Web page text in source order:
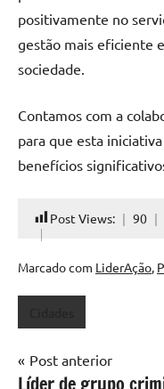
positivamente no
gestão mais eficiente
sociedade.
Contamos com a
para que esta
benefícios
Post Views: 90
Marcado com LiderAção,
Navegação
Post anterior